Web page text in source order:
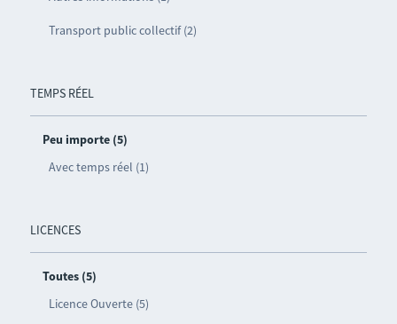
Transport public collectif (2)
TEMPS RÉEL
Peu importe (5)
Avec temps réel (1)
LICENCES
Toutes (5)
Licence Ouverte (5)